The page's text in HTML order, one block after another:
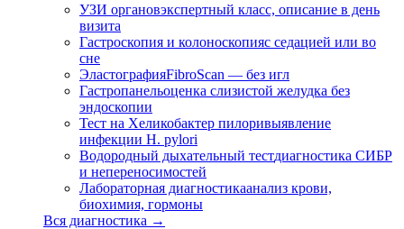
УЗИ органовэкспертный класс, описание в день
визита
Гастроскопия и колоноскопияс седацией или во
сне
ЭластографияFibroScan — без игл
Гастропанельоценка слизистой желудка без
эндоскопии
Тест на Хеликобактер пилоривыявление
инфекции H. pylori
Водородный дыхательный тестдиагностика СИБР
и непереносимостей
Лабораторная диагностикаанализ крови,
биохимия, гормоны
Вся диагностика →